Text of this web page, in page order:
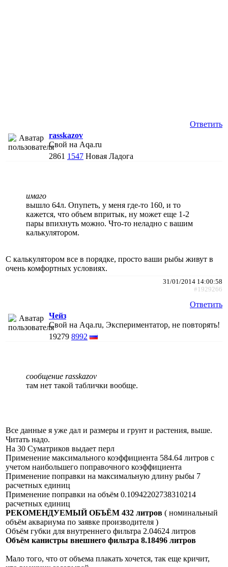
Ответить
rasskazov
Свой на Aqa.ru
2861 1547 Новая Ладога
имаго
вышло 64л. Опупеть, у меня где-то 160, и то
кажется, что объем впритык, ну может еще 1-2
пары впихнуть можно. Что-то неладно с вашим
калькулятором.
С калькулятором все в порядке, просто ваши рыбы живут в
очень комфортных условиях.
31/01/2014 14:00:58
#1929266
Ответить
Чейз
Свой на Aqa.ru, Экспериментатор, не повторять!
19279 8992
сообщение rasskazov
там нет такой таблички вообще.
Все данные я уже дал и размеры и грунт и растения, выше.
Читать надо.
На 30 Суматриков выдает перл
Применение максимального коэффициента 584.64 литров с
учетом наибольшего поправочного коэффициента
Применение поправки на максимальную длину рыбы 7
расчетных единиц
Применение поправки на объём 0.10942202738310214
расчетных единиц
РЕКОМЕНДУЕМЫЙ ОБЪЁМ 432 литров ( номинальный
объём аквариума по заявке производителя )
Объём губки для внутреннего фильтра 2.04624 литров
Объём канистры внешнего фильтра 8.18496 литров
Мало того, что от объема плакать хочется, так еще кричит,